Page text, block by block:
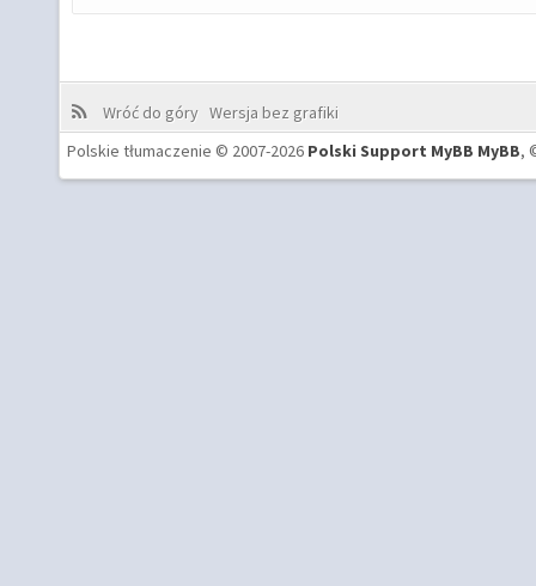
Wróć do góry Wersja bez grafiki
Polskie tłumaczenie © 2007-2026 Polski Support MyBB MyBB,